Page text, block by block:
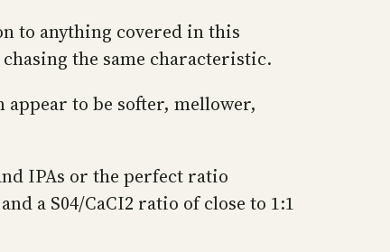
to anything covered in this
the same characteristic.
to be softer, mellower,
IPAs or the perfect ratio
a S04/CaCI2 ratio of close to 1:1